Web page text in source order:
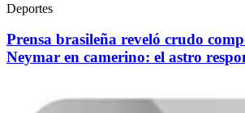
Deportes
Prensa brasileña reveló crudo
Neymar en camerino: el astro